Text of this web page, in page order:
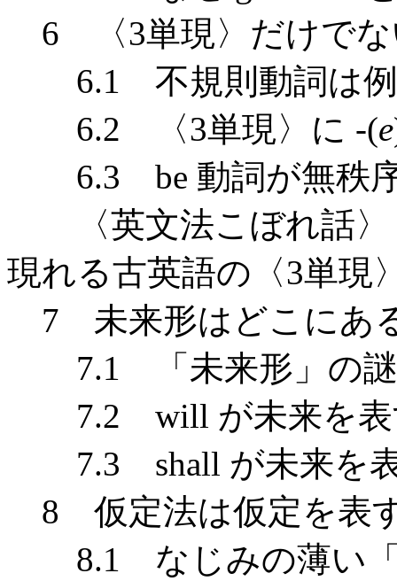
6 〈3単現〉だけでな
6.1 不規則動詞は例
6.2 〈3単現〉に -(e
6.3 be 動詞が無秩序
〈英文法こぼれ話〉
現れる古英語の〈3単現
7 未来形はどこにあ
7.1 「未来形」の謎
7.2 will が未来を表
7.3 shall が未来を表
8 仮定法は仮定を表
8.1 なじみの薄い「